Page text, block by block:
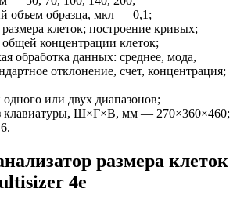
объем образца, мкл — 0,1;
клеток; построение кривых;
концентрации клеток;
обработка данных: среднее, мода,
отклонение, счет, концентрация;
одного или двух диапазонов;
клавиатуры, Ш×Г×В, мм — 270×360×460;
размера клеток
4е